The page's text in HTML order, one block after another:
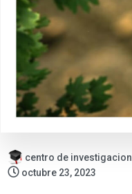
centro de investigacion
octubre 23, 2023